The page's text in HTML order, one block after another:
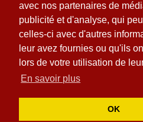
avec nos partenaires de
publicité et d'analyse, qui
celles-ci avec d'autres
leur avez fournies ou qu'ils
lors de votre utilisation de
En savoir plus
OK